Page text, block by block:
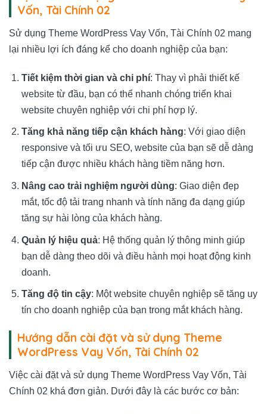
Vốn, Tài Chính 02
Sử dụng Theme WordPress Vay Vốn, Tài Chính 02 mang
lại nhiều lợi ích đáng kể cho doanh nghiệp của bạn:
Tiết kiệm thời gian và chi phí: Thay vì phải thiết kế
website từ đầu, bạn có thể nhanh chóng triển khai
website chuyên nghiệp với chi phí hợp lý.
Tăng khả năng tiếp cận khách hàng: Với giao diện
responsive và tối ưu SEO, website của bạn sẽ dễ dàng
tiếp cận được nhiều khách hàng tiềm năng hơn.
Nâng cao trải nghiệm người dùng: Giao diện đẹp
mắt, tốc độ tải trang nhanh và tính năng đa dạng giúp
tăng sự hài lòng của khách hàng.
Quản lý hiệu quả: Hệ thống quản lý thông minh giúp
bạn dễ dàng theo dõi và điều hành mọi hoạt động kinh
doanh.
Tăng độ tin cậy: Một website chuyên nghiệp sẽ tăng uy
tín cho doanh nghiệp của bạn trong mắt khách hàng.
Hướng dẫn cài đặt và sử dụng Theme
WordPress Vay Vốn, Tài Chính 02
Việc cài đặt và sử dụng Theme WordPress Vay Vốn, Tài
Chính 02 khá đơn giản. Dưới đây là các bước cơ bản: